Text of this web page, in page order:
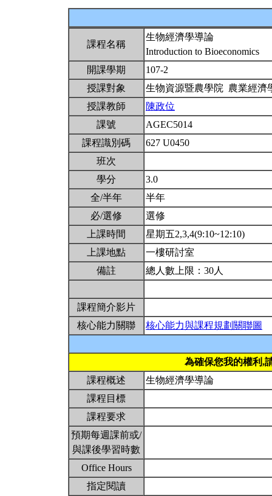
課程名稱
生物經濟學導論
Introduction to Bioeconomics
開課學期
107-2
授課對象
生物資源暨農學院 農業經
授課教師
陳政位
課號
AGEC5014
課程識別碼
627 U0450
班次
學分
3.0
全/半年
半年
必/選修
選修
上課時間
星期五2,3,4(9:10~12:10)
上課地點
一樓研討室
備註
總人數上限：30人
課程簡介影片
核心能力關聯
核心能力與課程規劃關聯圖
為確保您我的權利,
課程概述
生物經濟學導論
課程目標
課程要求
預期每週課前或/
與課後學習時數
Office Hours
指定閱讀